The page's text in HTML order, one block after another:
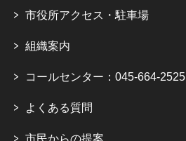
市役所アクセス・駐車場
組織案内
コールセンター：045-664-2525
よくある質問
市民からの提案